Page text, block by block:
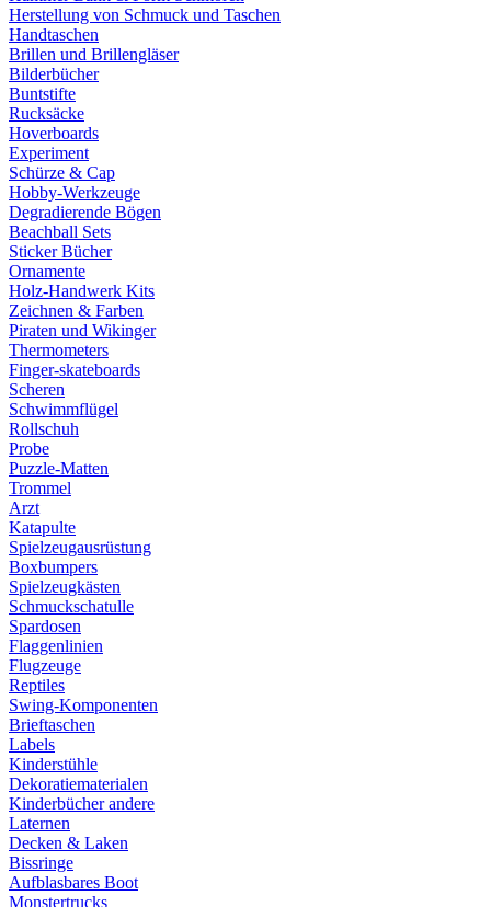
Herstellung von Schmuck und Taschen
Handtaschen
Brillen und Brillengläser
Bilderbücher
Buntstifte
Rucksäcke
Hoverboards
Experiment
Schürze & Cap
Hobby-Werkzeuge
Degradierende Bögen
Beachball Sets
Sticker Bücher
Ornamente
Holz-Handwerk Kits
Zeichnen & Farben
Piraten und Wikinger
Thermometers
Finger-skateboards
Scheren
Schwimmflügel
Rollschuh
Probe
Puzzle-Matten
Trommel
Arzt
Katapulte
Spielzeugausrüstung
Boxbumpers
Spielzeugkästen
Schmuckschatulle
Spardosen
Flaggenlinien
Flugzeuge
Reptiles
Swing-Komponenten
Brieftaschen
Labels
Kinderstühle
Dekoratiematerialen
Kinderbücher andere
Laternen
Decken & Laken
Bissringe
Aufblasbares Boot
Monstertrucks